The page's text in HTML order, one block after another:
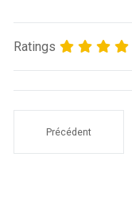
Ratings
Précédent